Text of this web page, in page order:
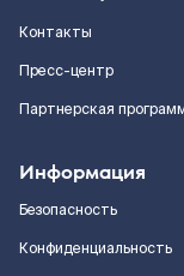
Контакты
Пресс-центр
Партнерская
Информация
Безопасность
Конфиденциальность